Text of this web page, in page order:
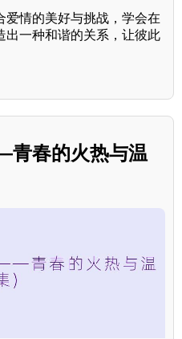
爱情的美好与挑战，学会在
出一种和谐的关系，让彼此
春的火热与温